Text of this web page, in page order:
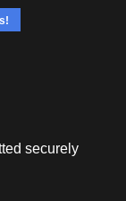
securely